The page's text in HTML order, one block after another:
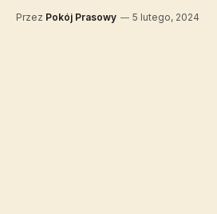
Przez Pokój Prasowy 5 lutego, 2024